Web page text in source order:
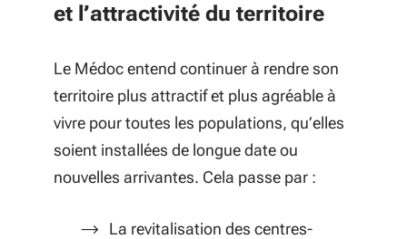
et l’attractivité du territoire
Le Médoc entend continuer à rendre son
territoire plus attractif et plus agréable à
vivre pour toutes les populations, qu’elles
soient installées de longue date ou
nouvelles arrivantes. Cela passe par :
La revitalisation des centres-